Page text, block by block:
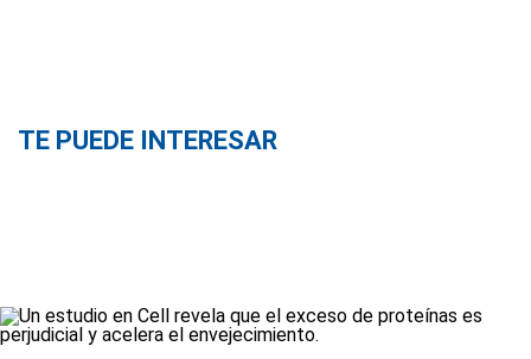
TE PUEDE INTERESAR